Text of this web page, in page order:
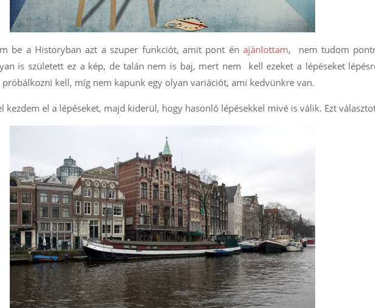
be a Historyban azt a szuper funkciót, amit pont én ajánlottam, nem tudom
is született ez a kép, de talán nem is baj, mert nem kell ezeket a lépéseket
próbálkozni kell, míg nem kapunk egy olyan variációt, ami kedvünkre van.
kezdem el a lépéseket, majd kiderül, hogy hasonló lépésekkel mivé is válik. Ezt